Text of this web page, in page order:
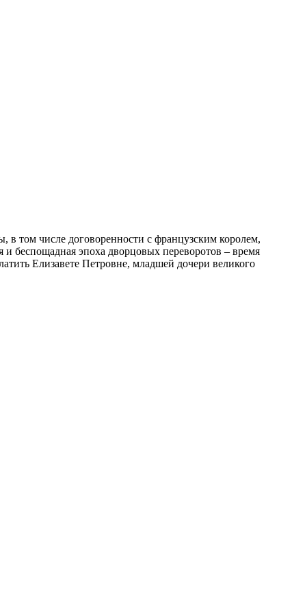
том числе договоренности с французским королем,
и беспощадная эпоха дворцовых переворотов – время
Елизавете Петровне, младшей дочери великого